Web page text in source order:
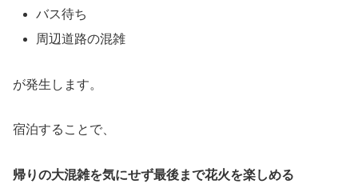
バス待ち
周辺道路の混雑
が発生します。
宿泊することで、
帰りの大混雑を気にせず最後まで花火を楽しめる